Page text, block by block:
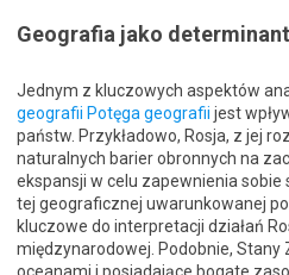
Geografia jako
Jednym z kluczowych aspektów
geografii Potęga geografii jest
państw. Przykładowo, Rosja, z jej
naturalnych barier obronnych na
ekspansji w celu zapewnienia
tej geograficznej uwarunkowanej
kluczowe do interpretacji działań
międzynarodowej. Podobnie, Stany